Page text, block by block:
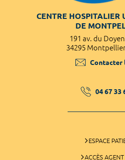
CENTRE HOSPITALIER
DE
191 av. du
34295
Contacter
04 67 33
ESPACE
ACCÈS